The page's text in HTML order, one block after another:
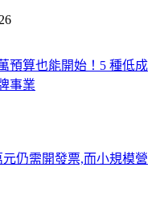
預算也能開始！5 種低成
事業
仍需開發票,而小規模營